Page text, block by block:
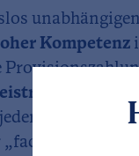
unabhängigen
Kompetenz
unter